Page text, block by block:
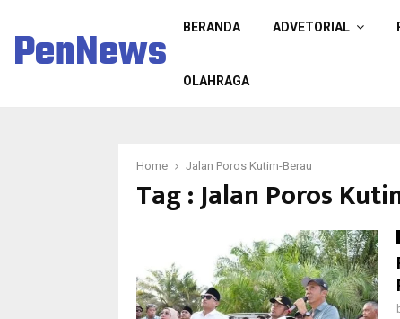
PenNews BERANDA ADVETORIAL
OLAHRAGA
Home Jalan Poros Kutim-Berau
Tag : Jalan Poros